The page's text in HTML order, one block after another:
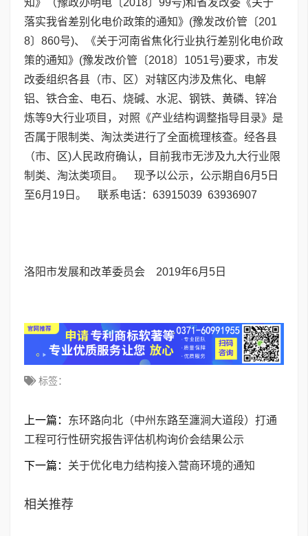
知》（豫政办明电〔2018〕99号)和省发改委《关于
落实我省差别化电价政策的通知》(豫发改价管〔201
8〕860号)、《关于河南省焦化行业执行差别化电价政
策的通知》(豫发改价管〔2018〕1051号)要求，市发
改委组织各县（市、区）对辖区内涉及焦化、电解
铝、铁合金、电石、烧碱、水泥、钢铁、黄磷、锌冶
炼等9大行业项目，对照《产业结构调整指导目录》是
否属于限制类、淘汰类进行了全面梳理核查。经各县
（市、区)人民政府确认，目前我市无涉及九大行业限
制类、淘汰类项目。 现予以公示，公示期自6月5日
至6月19日。 联系电话：63915039 63936907
洛阳市发展和改革委员会 2019年6月5日
标签：
上一篇： 东环路向北（中州东路至瀍涧大道段）打通
工程可行性研究报告评估机构询价会结果公示
下一篇： 关于优化电力结构接入营商环境的通知
相关推荐